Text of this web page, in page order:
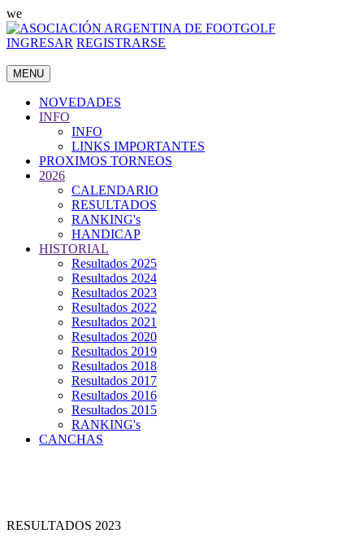
we
INGRESAR REGISTRARSE
MENU
NOVEDADES
INFO
INFO
LINKS IMPORTANTES
PROXIMOS TORNEOS
2026
CALENDARIO
RESULTADOS
RANKING's
HANDICAP
HISTORIAL
Resultados 2025
Resultados 2024
Resultados 2023
Resultados 2022
Resultados 2021
Resultados 2020
Resultados 2019
Resultados 2018
Resultados 2017
Resultados 2016
Resultados 2015
RANKING's
CANCHAS
RESULTADOS 2023